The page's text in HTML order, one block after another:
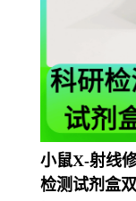
小鼠X-射线
检测试剂盒